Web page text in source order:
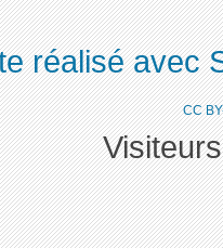
réalisé avec
CC